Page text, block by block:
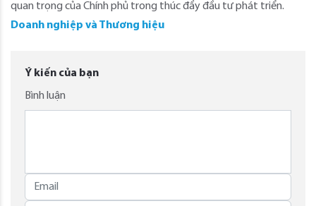
quan trọng của Chính phủ trong thúc đẩy đầu tư phát triển.
Doanh nghiệp và Thương hiệu
Ý kiến của bạn
Bình luận